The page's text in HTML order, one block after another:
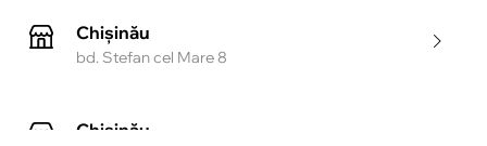
Chișinău
bd. Stefan cel Mare 8
Chișinău